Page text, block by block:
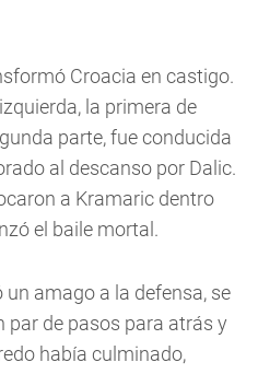
Croacia en castigo.
la primera de
parte, fue conducida
al descanso por Dalic.
a Kramaric dentro
el baile mortal.
un amago a la defensa, se
par de pasos para atrás y
había culminado,